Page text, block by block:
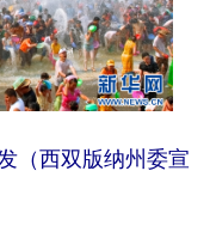
（西双版纳州委宣